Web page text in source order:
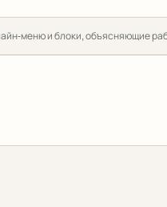
меню и блоки, объясняющие